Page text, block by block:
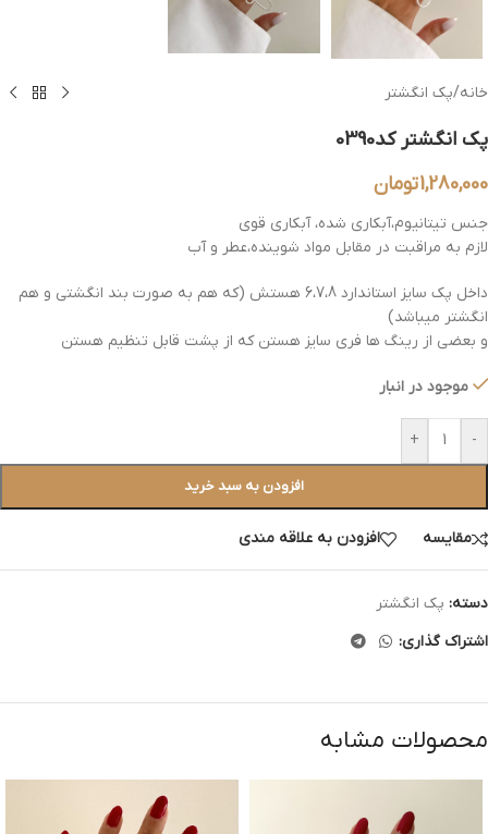
خانه/پک انگشتر
پک انگشتر کد0390
1,280,000تومان
جنس تیتانیوم،آبکاری شده، آبکاری قوی
لازم به مراقبت در مقابل مواد شوینده،عطر و آب
داخل پک سایز استاندارد 6،7،8 هستش (که هم به صورت بند انگشتی و هم
انگشتر میباشد)
و بعضی از رینگ ها فری سایز هستن که از پشت قابل تنظیم هستن
موجود در انبار
-
+
افزودن به سبد خرید
مقایسه افزودن به علاقه مندی
دسته: پک انگشتر
اشتراک گذاری:
محصولات مشابه